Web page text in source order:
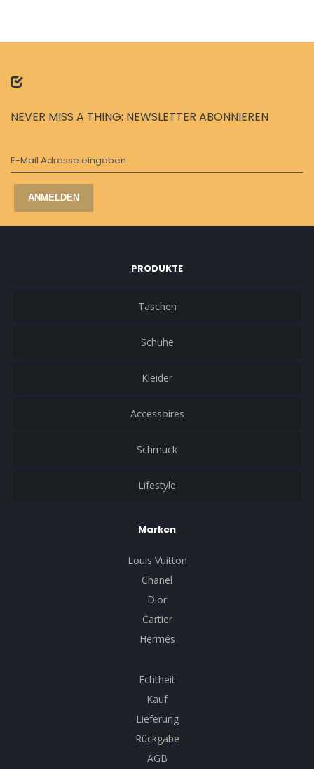
NEVER MISS A THING: NEWSLETTER ABONNIEREN
E-Mail Adresse eingeben
ANMELDEN
PRODUKTE
Taschen
Schuhe
Kleider
Accessoires
Schmuck
Lifestyle
Marken
Louis Vuitton
Chanel
Dior
Cartier
Hermés
Echtheit
Kauf
Lieferung
Rückgabe
AGB